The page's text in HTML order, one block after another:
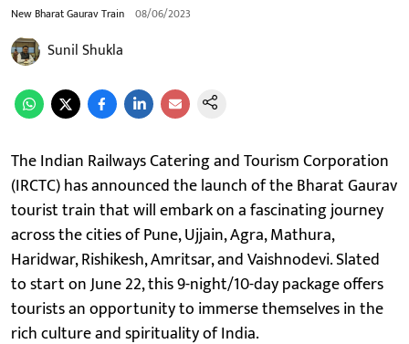
New Bharat Gaurav Train 08/06/2023
Sunil Shukla
The Indian Railways Catering and Tourism Corporation
(IRCTC) has announced the launch of the Bharat Gaurav
tourist train that will embark on a fascinating journey
across the cities of Pune, Ujjain, Agra, Mathura,
Haridwar, Rishikesh, Amritsar, and Vaishnodevi. Slated
to start on June 22, this 9-night/10-day package offers
tourists an opportunity to immerse themselves in the
rich culture and spirituality of India.